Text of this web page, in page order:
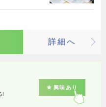
詳細へ
!
興味あり